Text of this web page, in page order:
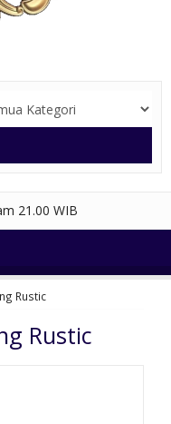
21.00 WIB
Rustic
Rustic